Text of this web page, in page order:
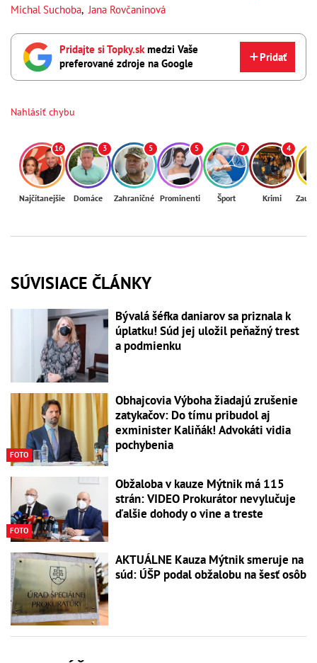
Michal Suchoba, Jana Rovčaninová
Pridajte si Topky.skmedzi Vaše
preferované zdroje na Google
Pridať
Nahlásiť chybu
16
Najčítanejšie
3
Domáce
5
Zahraničné
5
Prominenti
7
Šport
4
Krimi
SÚVISIACE ČLÁNKY
Bývalá šéfka daniarov sa priznala k
úplatku! Súd jej uložil peňažný trest
a podmienku
FOTO
Obhajcovia Výboha žiadajú zrušenie
zatykačov: Do tímu pribudol aj
exminister Kaliňák! Advokáti vidia
pochybenia
FOTO
Obžaloba v kauze Mýtnik má 115
strán: VIDEO Prokurátor nevylučuje
ďalšie dohody o vine a treste
AKTUÁLNE Kauza Mýtnik smeruje na
súd: ÚŠP podal obžalobu na šesť osôb